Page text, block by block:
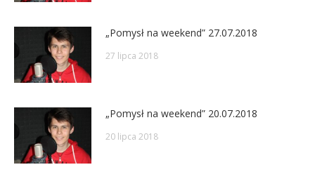
„Pomysł na weekend” 27.07.2018
27 lipca 2018
„Pomysł na weekend” 20.07.2018
20 lipca 2018